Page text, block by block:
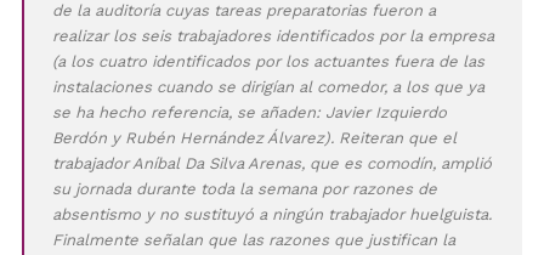
de la auditoría cuyas tareas preparatorias fueron a
realizar los seis trabajadores identificados por la empresa
(a los cuatro identificados por los actuantes fuera de las
instalaciones cuando se dirigían al comedor, a los que ya
se ha hecho referencia, se añaden: Javier Izquierdo
Berdón y Rubén Hernández Álvarez). Reiteran que el
trabajador Aníbal Da Silva Arenas, que es comodín, amplió
su jornada durante toda la semana por razones de
absentismo y no sustituyó a ningún trabajador huelguista.
Finalmente señalan que las razones que justifican la